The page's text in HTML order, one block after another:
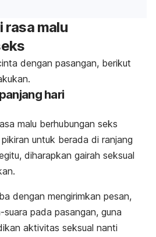
rasa malu
dengan pasangan, berikut
hari
malu berhubungan seks
untuk berada di ranjang
diharapkan gairah seksual
dengan mengirimkan pesan,
suara pada pasangan, guna
aktivitas seksual nanti